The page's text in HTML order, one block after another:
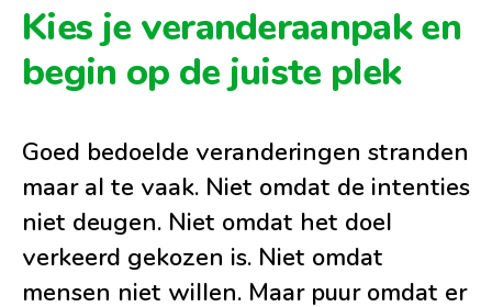
Kies je veranderaanpak en
begin op de juiste plek
Goed bedoelde veranderingen stranden
maar al te vaak. Niet omdat de intenties
niet deugen. Niet omdat het doel
verkeerd gekozen is. Niet omdat
mensen niet willen. Maar puur omdat er